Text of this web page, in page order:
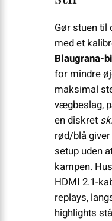
Gør stuen til
med et
Blaugrana-
for mindre
maksimal
vægbeslag,
en diskret
rød/blå
setup uden
kampen.
HDMI 2.1-
replays,
highlights